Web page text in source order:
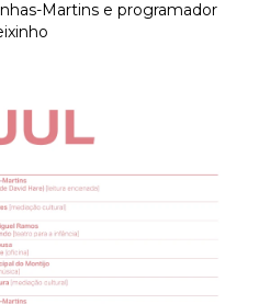
Martins e programador